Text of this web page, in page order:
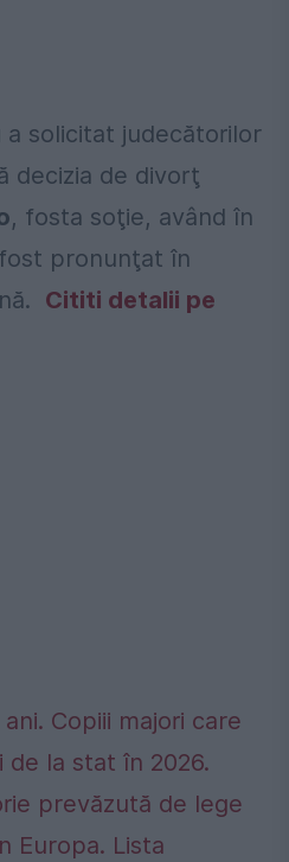
a solicitat judecătorilor
decizia de divorţ
, fosta soţie, având în
pronunţat în
Cititi detalii pe
Copiii majori care
de la stat în 2026.
prevăzută de lege
Europa. Lista